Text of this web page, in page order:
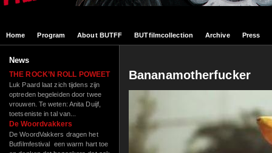
Home Program About BUTFF BUTfilmcollection Archive Press
News
THE ROCK’N ROLL POWEET
Luk Paard laat zich tijdens zijn
optreden begeleiden door twee
vrouwen. Te weten: Anita Duijf,
toetseniste in tal van...
De Woordvakkers
De WoordVakkers dragen het
Butfilmfestival een warm hart toe
Bananamotherfucker